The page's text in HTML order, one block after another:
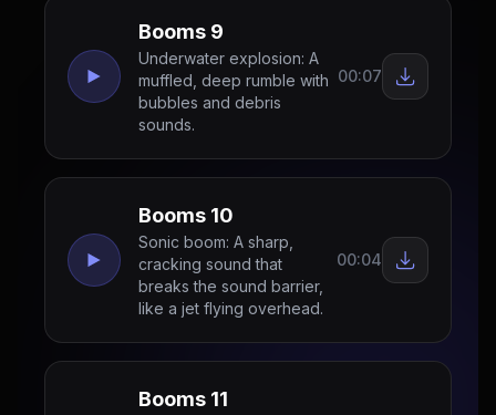
Booms 9
Underwater explosion: A
muffled, deep rumble with
bubbles and debris
sounds.
00:07
Booms 10
Sonic boom: A sharp,
cracking sound that
breaks the sound barrier,
like a jet flying overhead.
00:04
Booms 11